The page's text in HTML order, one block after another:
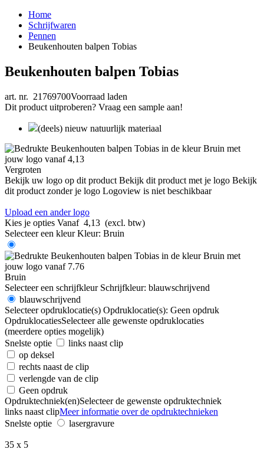
Home
Schrijfwaren
Pennen
Beukenhouten balpen Tobias
Beukenhouten balpen Tobias
art. nr. 21769700Voorraad laden
Dit product uitproberen? Vraag een sample aan!
(deels) nieuw natuurlijk materiaal
Vergroten
Bekijk uw logo op dit product Bekijk dit product met je logo Bekijk
dit product zonder je logo Logoview is niet beschikbaar
Upload een ander logo
Kies je opties Vanaf 4,13 (excl. btw)
Selecteer een kleur Kleur: Bruin
Bruin
Selecteer een schrijfkleur Schrijfkleur: blauwschrijvend
blauwschrijvend
Selecteer opdruklocatie(s) Opdruklocatie(s): Geen opdruk
OpdruklocatiesSelecteer alle gewenste opdruklocaties
(meerdere opties mogelijk)
Snelste optie
links naast clip
op deksel
rechts naast de clip
verlengde van de clip
Geen opdruk
Opdruktechniek(en)Selecteer de gewenste opdruktechniek
links naast clipMeer informatie over de opdruktechnieken
Snelste optie
lasergravure
35 x 5